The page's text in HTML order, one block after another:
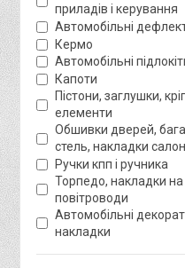
приладів і керування
Автомобільні
Кермо
Автомобільні
Капоти
Пістони, заглушки,
елементи
Обшивки дверей,
стель, накладки
Ручки кпп і ручника
Торпедо, накладки
повітроводи
Автомобільні
накладки